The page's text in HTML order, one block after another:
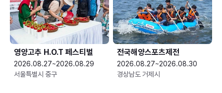
영양고추 H.O.T 페스티벌
2026.08.27~2026.08.29
서울특별시 중구
전국해양스포츠제전
2026.08.27~2026.08.30
경상남도 거제시